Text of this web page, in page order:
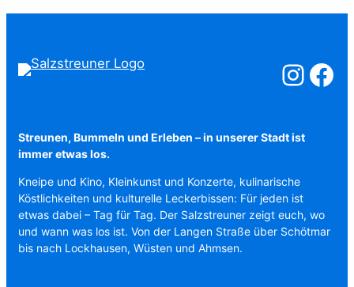
Salzstreuner
Streunen, Bummeln und Erleben – in unserer Stadt ist
immer etwas los.
Kneipe und Kino, Kleinkunst und Konzerte, kulinarische
Köstlichkeiten und kulturelle Leckerbissen: Für jeden ist
etwas dabei – Tag für Tag. Der Salzstreuner zeigt euch, wo
und wann was los ist. Von der Langen Straße über Schötmar
bis nach Lockhausen, Wüsten und Ahmsen.